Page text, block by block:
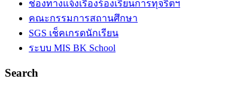
ช่องทางแจ้งเรื่องร้องเรียนการทุจริตฯ
คณะกรรมการสถานศึกษา
SGS เช็คเกรดนักเรียน
ระบบ MIS BK School
Search